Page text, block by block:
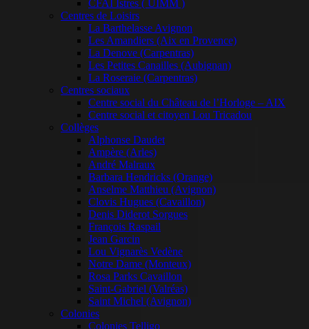
CFAI Istres ( UIMM )
Centres de Loisirs
La Barthelasse Avignon
Les Amandiers (Aix en Provence)
La Denove (Carpentras)
Les Petites Canailles (Aubignan)
La Roseraie (Carpentras)
Centres sociaux
Centre social du Château de l’Horloge – AIX
Centre social et citoyen Lou Tricadou
Collèges
Alphonse Daudet
Ampère (Arles)
André Malraux
Barbara Hendricks (Orange)
Anselme Matthieu (Avignon)
Clovis Hugues (Cavaillon)
Denis Diderot Sorgues
François Raspail
Jean Garcin
Lou Vignarès Vedène
Notre Dame (Monteux)
Rosa Parks Cavaillon
Saint-Gabriel (Valréas)
Saint Michel (Avignon)
Colonies
Colonies Telligo